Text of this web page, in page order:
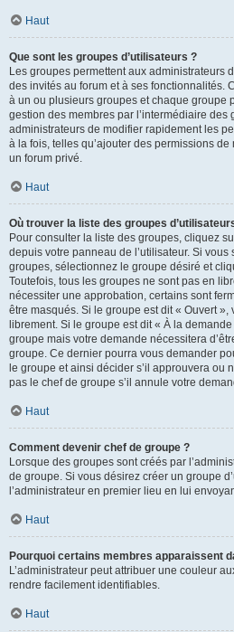
Haut
Que sont les groupes d’utilisateurs ?
Les groupes permettent aux administrateurs
des invités au forum et à ses fonctionnalités.
à un ou plusieurs groupes et chaque groupe
gestion des membres par l’intermédiaire des
administrateurs de modifier rapidement les
à la fois, telles qu’ajouter des permissions
un forum privé.
Haut
Où trouver la liste des groupes
Pour consulter la liste des groupes, cliquez
depuis votre panneau de l’utilisateur. Si
groupes, sélectionnez le groupe désiré et
Toutefois, tous les groupes ne sont pas en
nécessiter une approbation, certains sont
être masqués. Si le groupe est dit « Ouvert
librement. Si le groupe est dit « À la
groupe mais votre demande nécessitera
groupe. Ce dernier pourra vous demander
le groupe et ainsi décider s’il approuvera ou
pas le chef de groupe s’il annule votre
Haut
Comment devenir chef de groupe ?
Lorsque des groupes sont créés par
de groupe. Si vous désirez créer un groupe
l’administrateur en premier lieu en lui
Haut
Pourquoi certains membres apparaissent
L’administrateur peut attribuer une couleur
rendre facilement identifiables.
Haut